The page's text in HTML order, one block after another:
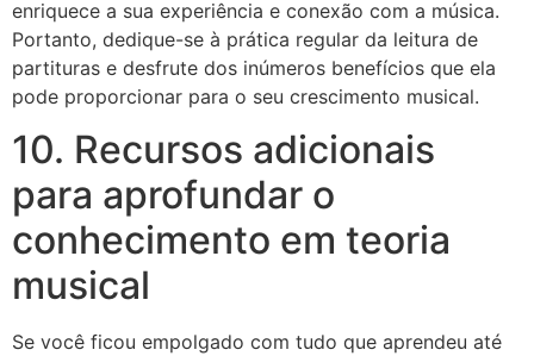
enriquece a sua experiência e conexão com a música.
Portanto, dedique-se à prática regular da leitura de
partituras e desfrute dos inúmeros benefícios que ela
pode proporcionar para o seu crescimento musical.
10. Recursos adicionais
para aprofundar o
conhecimento em teoria
musical
Se você ficou empolgado com tudo que aprendeu até